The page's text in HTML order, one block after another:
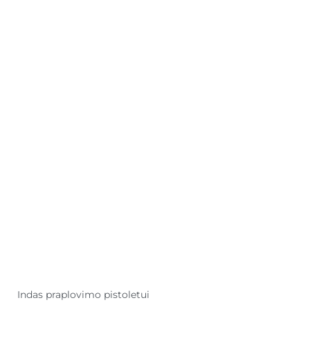
Indas praplovimo pistoletui